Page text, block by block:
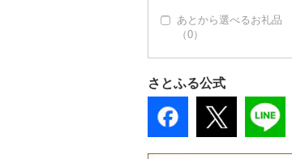
ゴルフプレー券（7）
GDOふるさとゴルフ
プレークーポン（0）
その他のゴルフプレー
券（6）
花火大会チケット
（2）
カタログギフト（0）
その他体験・チケット
箸（0）
ナイフ（0）
皿・椀（0）
弁当箱（0）
その他食器（0）
楽器・器材（0）
（0）
ご当地キャラクター
（6）
ベビー用品（0）
（0）
その他鞄・バッグ
（2）
アクセサリー（0）
ショール・ストール
（1）
ネクタイ・ベルト
（3）
その他（8）
あとから選べるお礼品
（0）
さとふる公式